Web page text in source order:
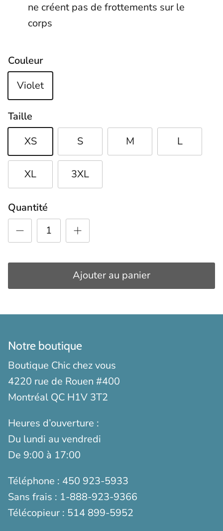
ne créent pas de frottements sur le
corps
Couleur
Violet
Taille
XS
S M L
XL 3XL
Quantité
Ajouter au panier
Notre boutique
Boutique Chic chez vous
4220 rue de Rouen #400
Montréal QC H1V 3T2
Heures d’ouverture :
Du lundi au vendredi
De 9:00 à 17:00
Téléphone : 450 923-5933
Sans frais : 1-888-923-9366
Télécopieur : 514 899-5952